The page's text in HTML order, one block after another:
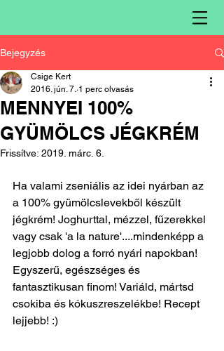
Bejegyzés
MENNYEI 100%
GYÜMÖLCS JÉGKRÉM
Csige Kert
2016. jún. 7. 1 perc olvasás
Frissítve: 2019. márc. 6.
Ha valami zseniális az idei nyárban az
a 100% gyümölcslevekből készült
jégkrém! Joghurttal, mézzel, fűzerekkel
vagy csak 'a la nature'....mindenképp a
legjobb dolog a forró nyári napokban!
Egyszerű, egészséges és
fantasztikusan finom! Variáld, mártsd
csokiba és kókuszreszelékbe! Recept
lejjebb! :)